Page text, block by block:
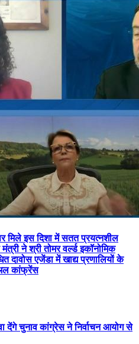
मिले इस दिशा में सतत प्रयत्नशील
ने श्री तोमर वर्ल्ड इकॉनोमिक
दावोस एजेंडा में खाद्य प्रणालियों के
कांफ्रेंस
देंगे चुनाव कांग्रेस ने निर्वाचन आयोग से